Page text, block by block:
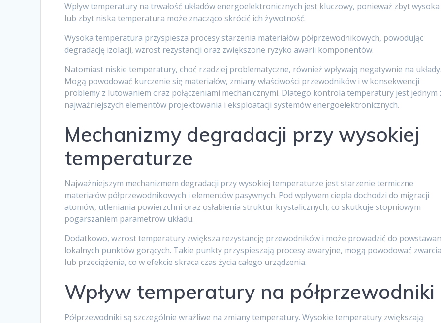
Wpływ temperatury na trwałość układów energoelektronicznych jest kluczowy, ponieważ zbyt wysoka
lub zbyt niska temperatura może znacząco skrócić ich żywotność.
Wysoka temperatura przyspiesza procesy starzenia materiałów półprzewodnikowych, powodując
degradację izolacji, wzrost rezystancji oraz zwiększone ryzyko awarii komponentów.
Natomiast niskie temperatury, choć rzadziej problematyczne, również wpływają negatywnie na
Mogą powodować kurczenie się materiałów, zmiany właściwości przewodników i w konsekwencji
problemy z lutowaniem oraz połączeniami mechanicznymi. Dlatego kontrola temperatury jest jednym
najważniejszych elementów projektowania i eksploatacji systemów energoelektronicznych.
Mechanizmy degradacji przy wysokiej
temperaturze
Najważniejszym mechanizmem degradacji przy wysokiej temperaturze jest starzenie termiczne
materiałów półprzewodnikowych i elementów pasywnych. Pod wpływem ciepła dochodzi do migracji
atomów, utleniania powierzchni oraz osłabienia struktur krystalicznych, co skutkuje stopniowym
pogarszaniem parametrów układu.
Dodatkowo, wzrost temperatury zwiększa rezystancję przewodników i może prowadzić do
lokalnych punktów gorących. Takie punkty przyspieszają procesy awaryjne, mogą powodować
lub przeciążenia, co w efekcie skraca czas życia całego urządzenia.
Wpływ temperatury na półprzewodniki
Półprzewodniki są szczególnie wrażliwe na zmiany temperatury. Wysokie temperatury zwiększają